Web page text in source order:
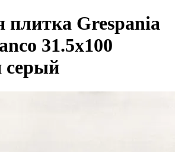
плитка Grespania
31.5x100
серый